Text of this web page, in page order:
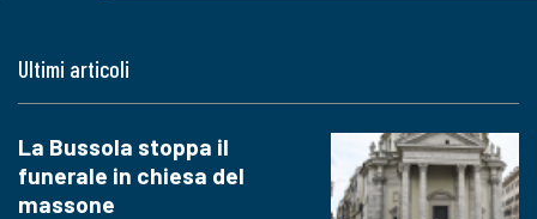
Ultimi articoli
La Bussola stoppa il
funerale in chiesa del
massone